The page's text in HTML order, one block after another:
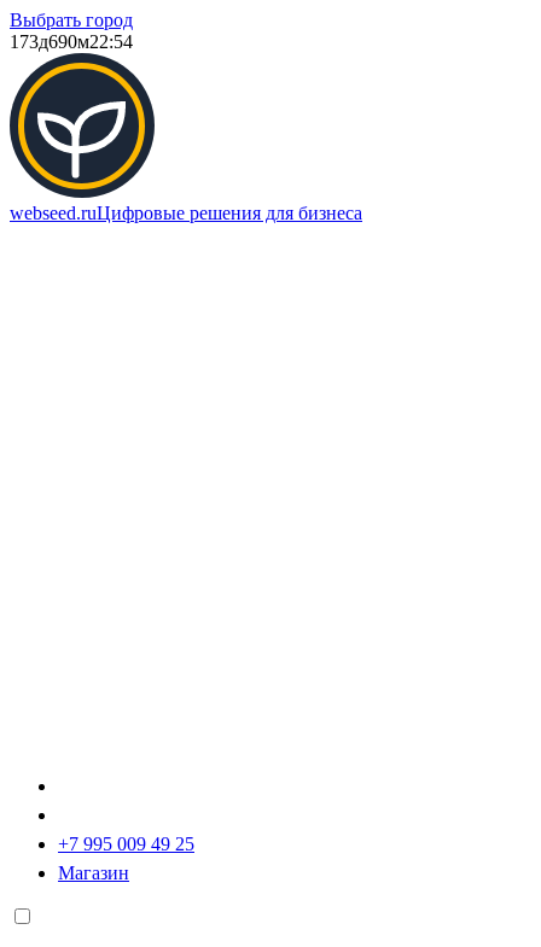
Выбрать город
173д690м22:54
webseed.ruЦифровые решения для бизнеса
+7 995 009 49 25
Магазин